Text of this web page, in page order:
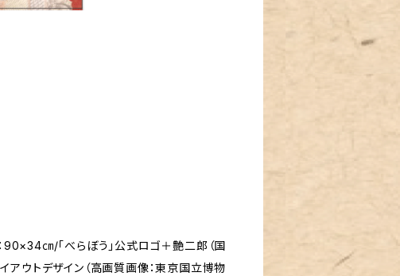
90×34㎝/「べらぼう」公式ロゴ＋艶二郎（国
アウトデザイン（高画質画像：東京国立博物